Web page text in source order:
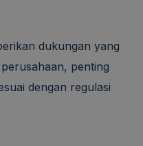
dukungan yang
penting
dengan regulasi